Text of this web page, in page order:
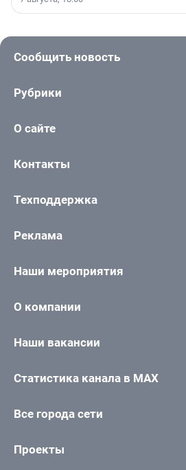
Сообщить новость
Рубрики
О сайте
Контакты
Техподдержка
Реклама
Наши мероприятия
О компании
Наши вакансии
Статистика канала в MAX
Все города сети
Проекты